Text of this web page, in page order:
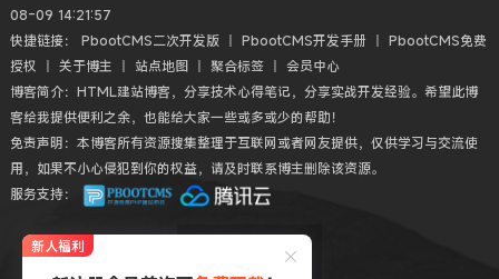
新人福利
08-09 14:21:57
快捷链接： PbootCMS二次开发版丨 PbootCMS开发手册 丨 PbootCMS免费
授权 丨 关于博主 丨 站点地图丨 聚合标签丨 会员中心
博客简介：HTML建站博客，分享技术心得笔记，分享实战开发经验。希望此博
客给我提供便利之余，也能给大家一些或多或少的帮助！
免责声明：本博客所有资源搜集整理于互联网或者网友提供，仅供学习与交流使
用，如果不小心侵犯到你的权益，请及时联系博主删除该资源。
服务支持：